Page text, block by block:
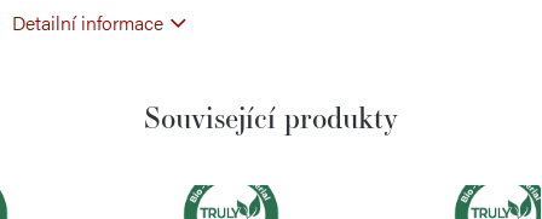
Detailní informace
Související produkty